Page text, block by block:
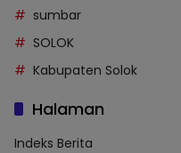
sumbar
SOLOK
Kabupaten Solok
Halaman
Indeks Berita